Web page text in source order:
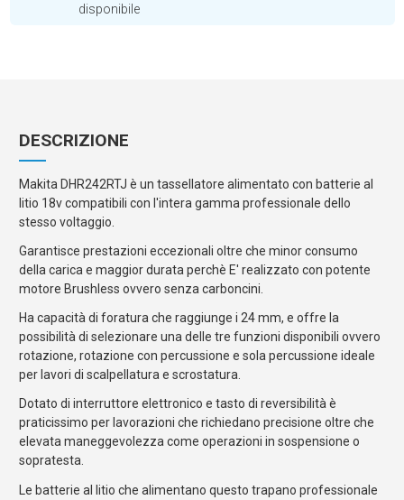
disponibile
DESCRIZIONE
Makita DHR242RTJ è un tassellatore alimentato con batterie al
litio 18v compatibili con l'intera gamma professionale dello
stesso voltaggio.
Garantisce prestazioni eccezionali oltre che minor consumo
della carica e maggior durata perchè E' realizzato con potente
motore Brushless ovvero senza carboncini.
Ha capacità di foratura che raggiunge i 24 mm, e offre la
possibilità di selezionare una delle tre funzioni disponibili ovvero
rotazione, rotazione con percussione e sola percussione ideale
per lavori di scalpellatura e scrostatura.
Dotato di interruttore elettronico e tasto di reversibilità è
praticissimo per lavorazioni che richiedano precisione oltre che
elevata maneggevolezza come operazioni in sospensione o
sopratesta.
Le batterie al litio che alimentano questo trapano professionale